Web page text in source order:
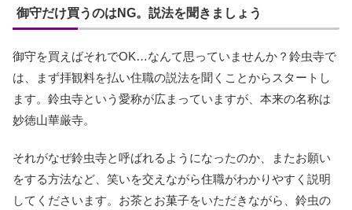
御守だけ買うのはNG。説法を聞きましょう
御守を買えばそれでOK…なんて思っていませんか？鈴虫寺で
は、まず拝観料を払い住職の説法を聞くことからスタートし
ます。鈴虫寺という愛称が広まっていますが、本来の名称は
妙徳山華厳寺。
それがなぜ鈴虫寺と呼ばれるようになったのか、またお願い
をする方法など、笑いを交えながら住職がわかりやすく説明
してくださいます。お茶とお菓子をいただきながら、鈴虫の